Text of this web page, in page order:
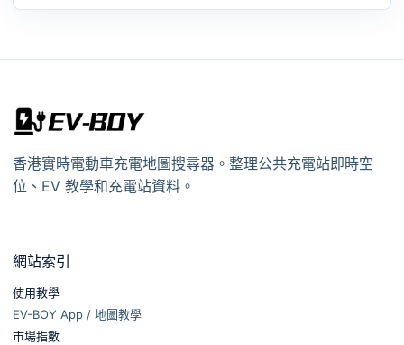
香港實時電動車充電地圖搜尋器。整理公共充電站即時空
位、EV 教學和充電站資料。
網站索引
使用教學
EV-BOY App / 地圖教學
市場指數